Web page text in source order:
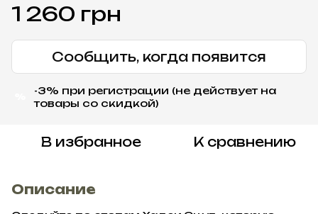
1 260 грн
Сообщить, когда появится
-3% при регистрации (не действует на
товары со скидкой)
В избранное К сравнению
Описание